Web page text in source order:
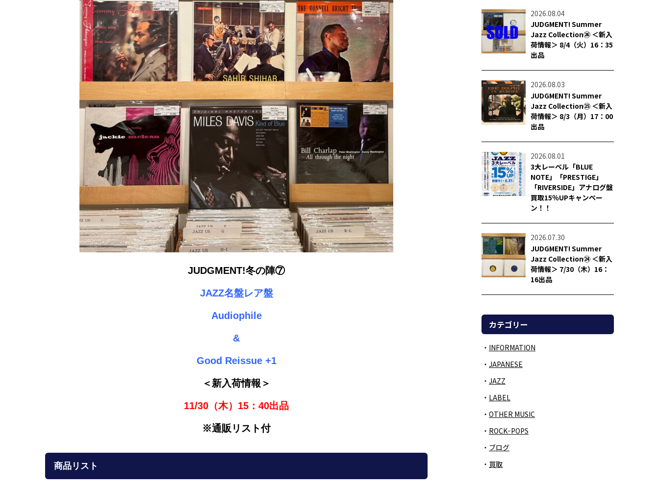
JUDGMENT!冬の陣⑦
JAZZ名盤レア盤
Audiophile
&
Good Reissue +1
＜新入荷情報＞
11/30（木）15：40出品
※通販リスト付
商品リスト
2026.08.04
JUDGMENT! Summer
Jazz Collection㉖ ＜新入
荷情報＞ 8/4（火）16：35
出品
2026.08.03
JUDGMENT! Summer
Jazz Collection㉕ ＜新入
荷情報＞ 8/3（月）17：00
出品
2026.08.01
3大レーベル「BLUE
NOTE」「PRESTIGE」
「RIVERSIDE」アナログ盤
買取15％UPキャンペー
ン！！
2026.07.30
JUDGMENT! Summer
Jazz Collection㉔ ＜新入
荷情報＞ 7/30（木）16：
16出品
カテゴリー
INFORMATION
JAPANESE
JAZZ
LABEL
OTHER MUSIC
ROCK･POPS
ブログ
買取